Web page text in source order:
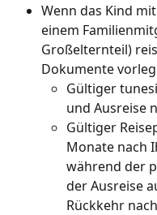
Wenn das Kind
einem
Großelternteil)
Dokumente
Gültiger
und Ausreise
Gültiger
Monate nach
während der
der Ausreise
Rückkehr